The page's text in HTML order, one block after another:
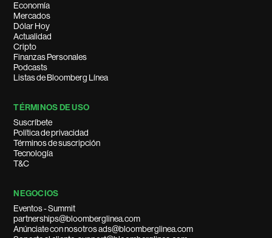
Economía
Mercados
Dólar Hoy
Actualidad
Cripto
Finanzas Personales
Podcasts
Listas de Bloomberg Línea
TÉRMINOS DE USO
Suscríbete
Política de privacidad
Términos de suscripción
Tecnología
T&C
NEGOCIOS
Eventos - Summit
partnerships@bloomberglinea.com
Anúnciate con nosotros ads@bloomberglinea.com